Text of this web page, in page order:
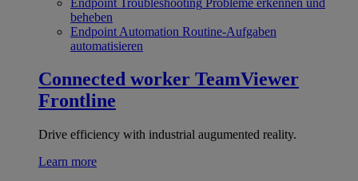
beheben
Endpoint Automation Routine-Aufgaben
automatisieren
Connected worker TeamViewer
Frontline
Drive efficiency with industrial augumented reality.
Learn more